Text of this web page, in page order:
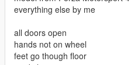
everything else by me
all doors open
hands not on wheel
feet go though floor